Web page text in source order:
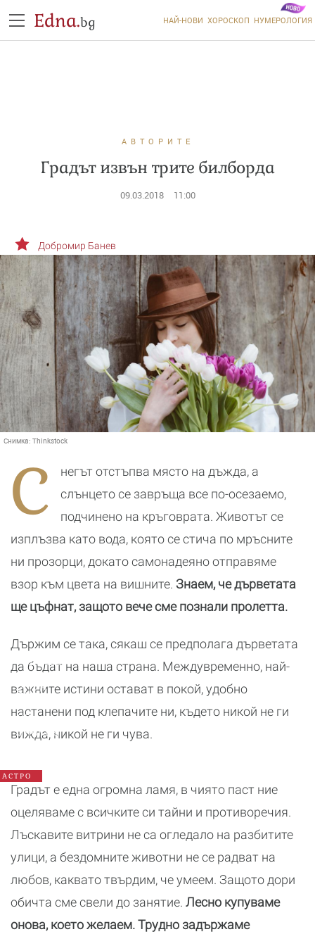
Edna.bg НАЙ-НОВИ ХОРОСКОП НУМЕРОЛОГИЯ
АВТОРИТЕ
Градът извън трите билборда
09.03.2018 11:00
Снимка: Thinkstock
Добромир Банев
С
негът отстъпва място на дъжда, а
слънцето се завръща все по-осезаемо,
подчинено на кръговрата. Животът се
изплъзва като вода, която се стича по мръсните
ни прозорци, докато самонадеяно отправяме
взор към цвета на вишните. Знаем, че дърветата
ще цъфнат, защото вече сме познали пролетта.
Държим се така, сякаш се предполага дърветата
да бъдат на наша страна. Междувременно, най-
важните истини остават в покой, удобно
настанени под клепачите ни, където никой не ги
вижда, никой не ги чува.
Годишен
хороскоп
2026:
да
очаква
всяка
АСТРО
Градът е една огромна ламя, в чиято паст ние
оцеляваме с всичките си тайни и противоречия.
Лъскавите витрини не са огледало на разбитите
улици, а бездомните животни не се радват на
любов, каквато твърдим, че умеем. Защото дори
обичта сме свели до занятие. Лесно купуваме
онова, което желаем. Трудно задържаме